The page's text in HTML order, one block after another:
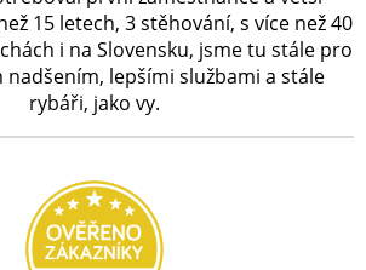
15 letech, 3 stěhování, s více než 40
i na Slovensku, jsme tu stále pro
nadšením, lepšími službami a stále
rybáři, jako vy.